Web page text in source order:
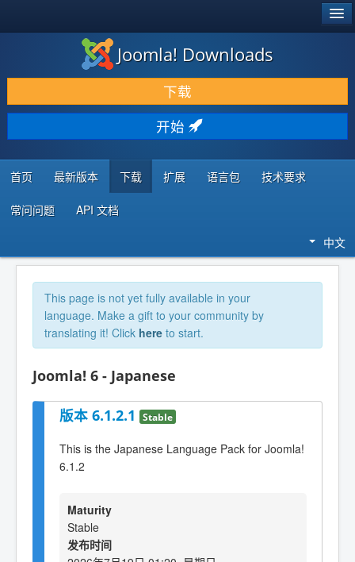
下载 & 扩展
发现 & 学习
社区 & 支持
开发者资源
Joomla! Downloads
下载
开始
首页 最新版本 下载 扩展 语言包 技术要求
常问问题 API 文档
中文
This page is not yet fully available in your
language. Make a gift to your community by
translating it! Click here to start.
Joomla! 6 - Japanese
版本 6.1.2.1 Stable
This is the Japanese Language Pack for Joomla!
6.1.2
Maturity
Stable
发布时间